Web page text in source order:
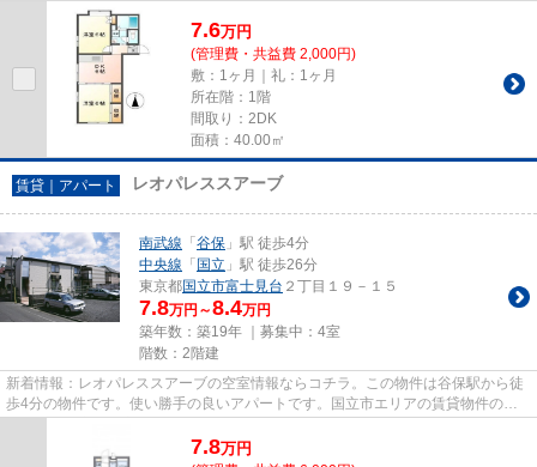
ことなく行動するために谷保...
7.6万円
(管理費・共益費 2,000円)
敷：1ヶ月｜礼：1ヶ月
所在階：1階
間取り：2DK
面積：40.00㎡
賃貸｜アパート レオパレススアーブ
南武線 「 谷保 」駅 徒歩4分
中央線 「 国立 」駅 徒歩26分
東京都国立市富士見台 ２丁目１９－１５
7.8万円～8.4万円
築年数：築19年 ｜募集中： 4室
階数：2階建
新着情報：レオパレススアーブの空室情報ならコチラ。この物件は谷保駅から徒
歩4分の物件です。使い勝手の良いアパートです。国立市エリアの賃貸物件のこ
7.8万円